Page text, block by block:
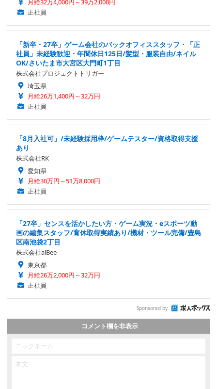
月給32万4,000円～39万2,000円
正社員
「新卒・27卒」ゲーム会社のバックオフィススタッフ・「正
社員」未経験歓迎・年間休日125日/髪型・服装自由/ネイル
OK/さいたま市大宮区大門町1丁目
株式会社プロジェクトトリガー
埼玉県
月給26万1,400円～32万円
正社員
「8月入社可」/未経験採用枠/ゲームテスター/資格取得支援
あり
株式会社RK
愛知県
月給30万円～51万8,000円
正社員
「27卒」センスを活かしたい方・ゲーム実況・eスポーツ動
画の編集スタッフ/育休取得実績あり/機材・ツール完備/豊島
区南池袋2丁目
株式会社alBee
東京都
月給26万2,000円～32万円
正社員
Sponsored by
コメント欄を非表示